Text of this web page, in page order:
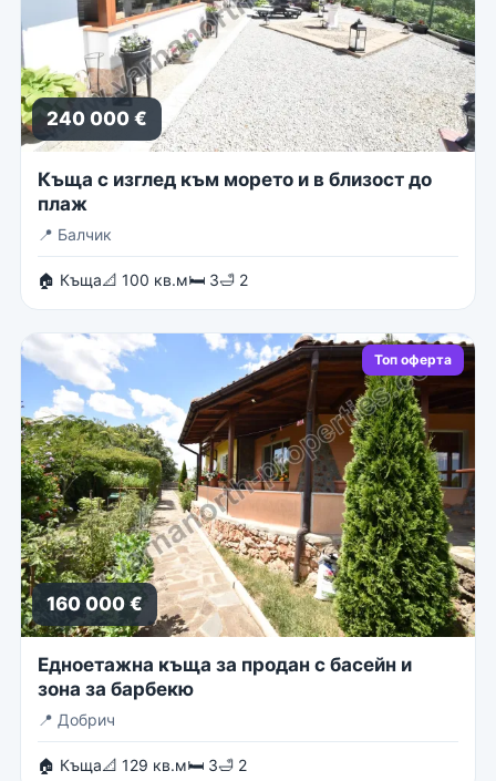
240 000 €
Къща с изглед към морето и в близост до
плаж
📍 Балчик
🏠 Къща📐 100 кв.м🛏 3🛁 2
Топ оферта
160 000 €
Едноетажна къща за продан с басейн и
зона за барбекю
📍 Добрич
🏠 Къща📐 129 кв.м🛏 3🛁 2